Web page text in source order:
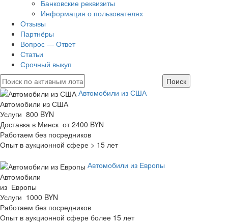
Банковские реквизиты
Информация о пользователях
Отзывы
Партнёры
Вопрос — Ответ
Статьи
Срочный выкуп
Автомобили из США
Автомобили из США
Услуги 800 BYN
Доставка в Минск от 2400 BYN
Работаем без посредников
Опыт в аукционной сфере > 15 лет
Автомобили из Европы
Автомобили
из Европы
Услуги 1000 BYN
Работаем без посредников
Опыт в аукционной сфере более 15 лет